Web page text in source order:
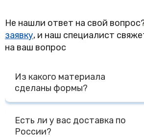
Не нашли ответ на свой
заявку, и наш специалист
на ваш вопрос
Из какого материала
сделаны формы?
Все наши формы и изделия из
премиального пищевого силикона
Есть ли у вас доставка по
России?